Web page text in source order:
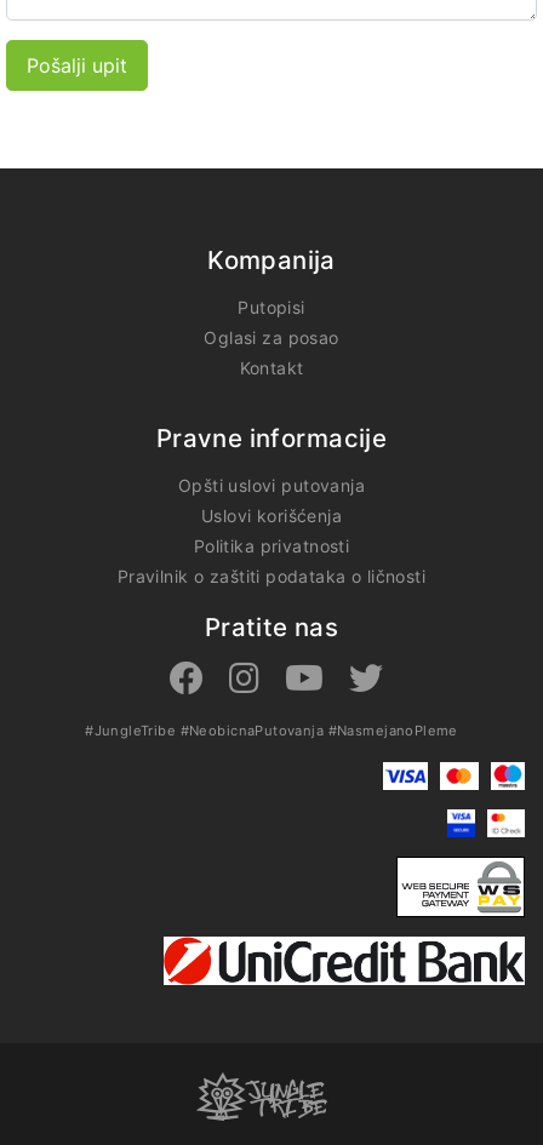
Pošalji upit
Kompanija
Putopisi
Oglasi za posao
Kontakt
Pravne informacije
Opšti uslovi putovanja
Uslovi korišćenja
Politika privatnosti
Pravilnik o zaštiti podataka o ličnosti
Pratite nas
#JungleTribe #NeobicnaPutovanja #NasmejanoPleme